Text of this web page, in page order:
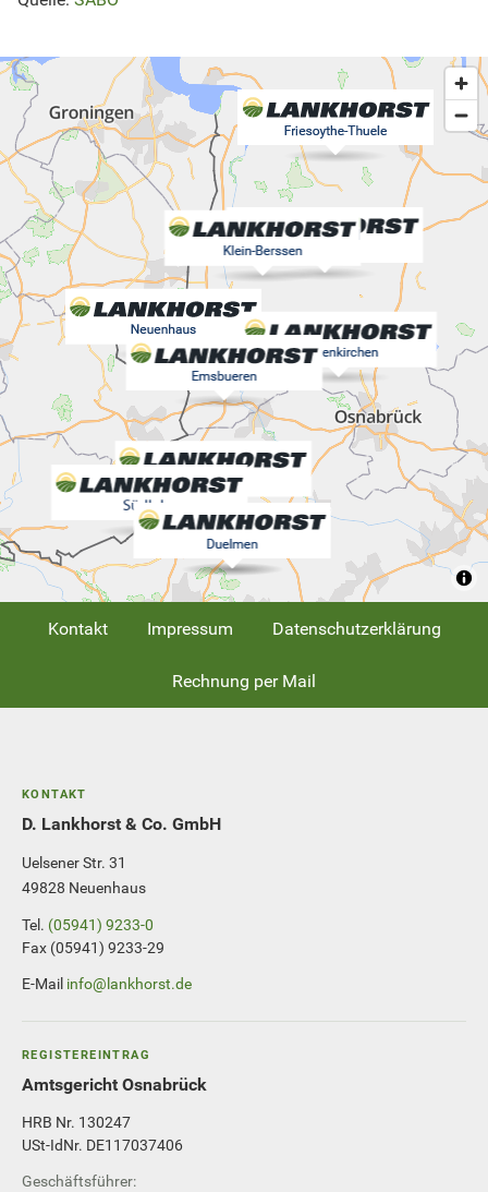
Kontakt Impressum Datenschutzerklärung
Rechnung per Mail
KONTAKT
D. Lankhorst & Co. GmbH
Uelsener Str. 31
49828 Neuenhaus
Tel. (05941) 9233-0
Fax (05941) 9233-29
E-Mail info@lankhorst.de
REGISTEREINTRAG
Amtsgericht Osnabrück
HRB Nr. 130247
USt-IdNr. DE117037406
Geschäftsführer: